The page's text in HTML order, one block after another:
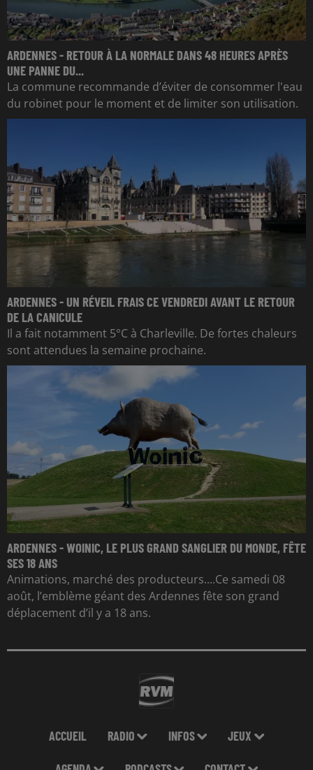
ARDENNES - RETOUR À LA NORMALE DANS 48 HEURES APRÈS
UNE PANNE DU...
La commune recommande d’éviter de consommer l'eau
du robinet pour le moment et de limiter son utilisation.
ARDENNES - UN RÉVEIL FRAIS CE VENDREDI AVANT LE RETOUR
DE LA CANICULE
Il a fait notamment 5°C à Charleville. De fortes chaleurs
sont attendues la semaine prochaine.
ARDENNES - WOINIC, LE PLUS GRAND SANGLIER DU MONDE, FÊTE
SES 18 ANS
Animations, marché des producteurs....Ce samedi 08
août, l’emblème géant des Ardennes fête son grand
déplacement d’il y a 18 ans.
ACCUEIL RADIO INFOS JEUX